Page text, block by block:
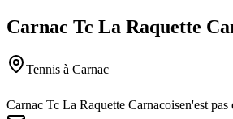
Carnac Tc La Raquette
Tennis à Carnac
Carnac Tc La Raquette Carnacoisen'est